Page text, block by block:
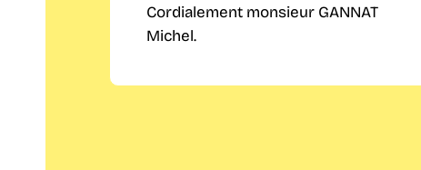
Cordialement monsieur GANNAT
Michel.